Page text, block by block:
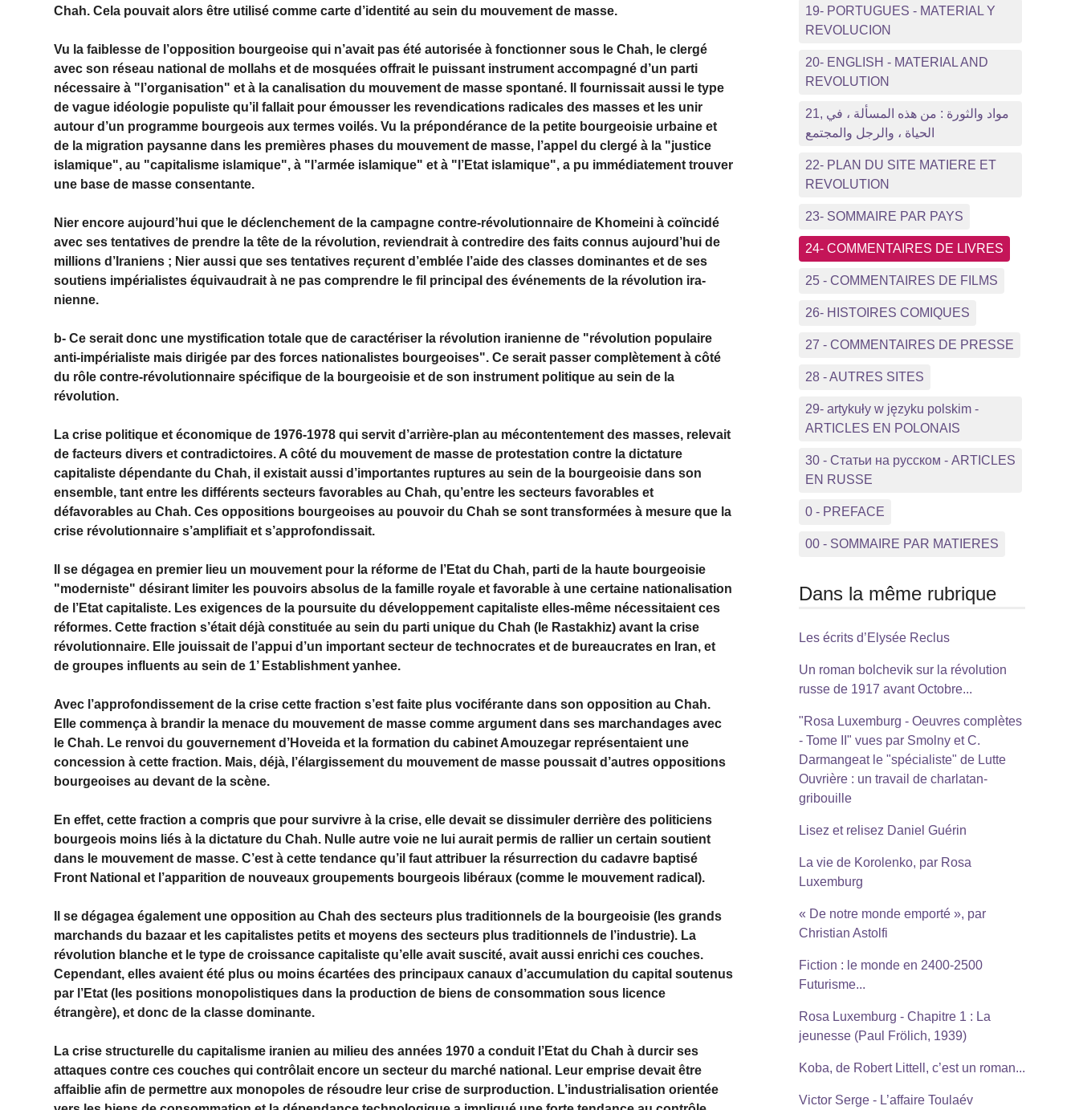
Chah. Cela pouvait alors être utilisé comme carte d’identité au sein du mouve­ment de masse.
Vu la faiblesse de l’opposition bourgeoise qui n’avait pas été autorisée à fonctionner sous le Chah, le clergé
avec son réseau national de mollahs et de mosquées offrait le puissant instrument accompa­gné d’un parti
nécessaire à "l’organisation" et à la canalisation du mouvement de masse spontané. Il fournissait aussi le type
de vague idéologie populiste qu’il fallait pour émousser les revendica­tions radicales des masses et les unir
autour d’un programme bourgeois aux termes voilés. Vu la prépondé­rance de la petite bourgeoisie urbaine et
de la migration paysanne dans les premières phases du mouvement de masse, l’appel du clergé à la "justice
islamique", au "capitalisme islamique", à "l’armée islamique" et à "l’Etat islamique", a pu immédiatement trouver
une base de masse consentante.
Nier encore aujourd’hui que le déclen­chement de la campagne contre-révolutionnaire de Khomeini à coïncidé
avec ses tentatives de prendre la tête de la révolution, reviendrait à contredire des faits connus aujourd’hui de
millions d’Iraniens ; Nier aussi que ses tentatives reçurent d’emblée l’aide des classes dominantes et de ses
soutiens impérialistes équivaudrait à ne pas comprendre le fil principal des événements de la révolution ira­
nienne.
b- Ce serait donc une mystification totale que de caractériser la révolution iranienne de "révolution populaire
anti-impérialiste mais dirigée par des forces nationalistes bourgeoises". Ce serait passer complètement à côté
du rôle contre-révolutionnaire spécifique de la bourgeoisie et de son instrument politique au sein de la
révolution.
La crise politique et économique de 1976-1978 qui servit d’arrière-plan au mécontentement des masses, relevait
de facteurs divers et contradic­toires. A côté du mouvement de masse de protestation contre la dictature
capitaliste dépendante du Chah, il existait aussi d’importantes ruptures au sein de la bourgeoisie dans son
ensemble, tant entre les différents secteurs favorables au Chah, qu’entre les secteurs favorables et
défavorables au Chah. Ces oppositions bourgeoises au pouvoir du Chah se sont transformées à mesure que la
crise révolutionnaire s’amplifiait et s’approfondissait.
Il se dégagea en premier lieu un mouvement pour la réforme de l’Etat du Chah, parti de la haute bourgeoisie
"moderniste" désirant limiter les pouvoirs absolus de la famille royale et favorable à une certaine nationalisation
de l’Etat capitaliste. Les exigences de la poursuite du développement capitaliste elles-même nécessitaient ces
réformes. Cette fraction s’était déjà constituée au sein du parti unique du Chah (le Rastakhiz) avant la crise
révolutionnaire. Elle jouissait de l’appui d’un important secteur de technocrates et de bureaucrates en Iran, et
de groupes influents au sein de 1’ Esta­blishment yanhee.
Avec l’approfondissement de la crise cette fraction s’est faite plus vociférante dans son opposition au Chah.
Elle commença à brandir la menace du mouvement de masse comme argument dans ses marchandages avec
le Chah. Le renvoi du gouverne­ment d’Hoveida et la formation du cabinet Amouzegar représentaient une
concession à cette fraction. Mais, déjà, l’élargissement du mouvement de masse poussait d’autres oppositions
bourgeoises au devant de la scène.
En effet, cette fraction a compris que pour survivre à la crise, elle devait se dissimuler derrière des politiciens
bourgeois moins liés à la dictature du Chah. Nulle autre voie ne lui aurait permis de rallier un certain soutient
dans le mouvement de masse. C’est à cette tendance qu’il faut attribuer la résurrection du cadavre baptisé
Front National et l’apparition de nouveaux groupements bourgeois libéraux (comme le mouvement radical).
Il se dégagea également une opposition au Chah des secteurs plus traditionnels de la bourgeoi­sie (les grands
marchands du bazaar et les capitalistes petits et moyens des secteurs plus traditionnels de l’industrie). La
révolution blanche et le type de croissance capitaliste qu’elle avait suscité, avait aussi enrichi ces couches.
Cependant, elles avaient été plus ou moins écartées des principaux canaux d’accumulation du capital soutenus
par l’Etat (les positions monopolistiques dans la production de biens de consommation sous licence
étrangère), et donc de la classe dominante.
La crise structurelle du capitalisme iranien au milieu des années 1970 a conduit l’Etat du Chah à durcir ses
attaques contre ces couches qui contrôlait encore un secteur du marché national. Leur emprise devait être
affaiblie afin de permettre aux monopoles de résoudre leur crise de surproduction. L’industrialisation orientée
19- PORTUGUES - MATERIAL Y
REVOLUCION
20- ENGLISH - MATERIAL AND
REVOLUTION
21, مواد والثورة : من هذه المسألة ، في
الحياة ، والرجل والمجتمع
22- PLAN DU SITE MATIERE ET
REVOLUTION
23- SOMMAIRE PAR PAYS
24- COMMENTAIRES DE LIVRES
25 - COMMENTAIRES DE FILMS
26- HISTOIRES COMIQUES
27 - COMMENTAIRES DE PRESSE
28 - AUTRES SITES
29- artykuły w języku polskim -
ARTICLES EN POLONAIS
30 - Статьи на русском - ARTICLES
EN RUSSE
0 - PREFACE
00 - SOMMAIRE PAR MATIERES
Dans la même rubrique
Les écrits d’Elysée Reclus
Un roman bolchevik sur la révolution
russe de 1917 avant Octobre...
"Rosa Luxemburg - Oeuvres complètes
- Tome II" vues par Smolny et C.
Darmangeat le "spécialiste" de Lutte
Ouvrière : un travail de charlatan-
gribouille
Lisez et relisez Daniel Guérin
La vie de Korolenko, par Rosa
Luxemburg
« De notre monde emporté », par
Christian Astolfi
Fiction : le monde en 2400-2500
Futurisme...
Rosa Luxemburg - Chapitre 1 : La
jeunesse (Paul Frölich, 1939)
Koba, de Robert Littell, c’est un roman...
Victor Serge - L’affaire Toulaév